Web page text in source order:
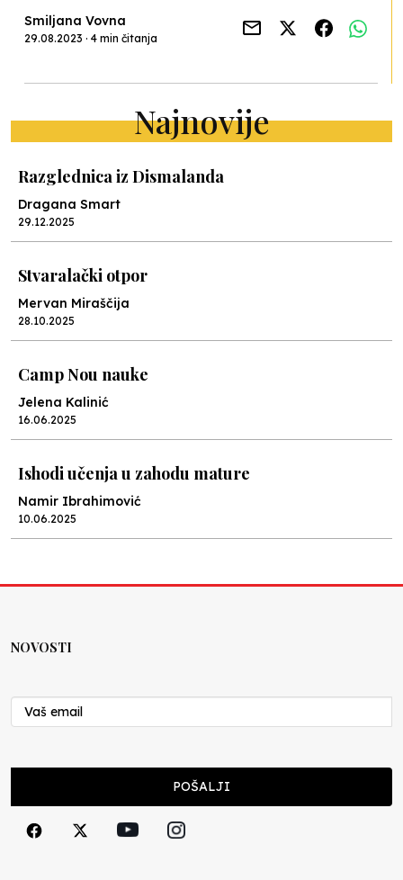
Smiljana Vovna
29.08.2023 · 4 min čitanja
Najnovije
Razglednica iz Dismalanda
Dragana Smart
29.12.2025
Stvaralački otpor
Mervan Miraščija
28.10.2025
Camp Nou nauke
Jelena Kalinić
16.06.2025
Ishodi učenja u zahodu mature
Namir Ibrahimović
10.06.2025
Nenad Veličković
29.10.2024
Cuke i djeca
NOVOSTI
POŠALJI